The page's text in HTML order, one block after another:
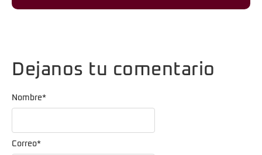
Dejanos tu comentario
Nombre*
Correo*